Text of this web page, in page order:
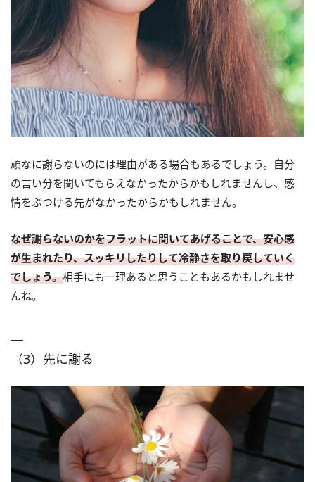
頑なに謝らないのには理由がある場合もあるでしょう。自分
の言い分を聞いてもらえなかったからかもしれませんし、感
情をぶつける先がなかったからかもしれません。
なぜ謝らないのかをフラットに聞いてあげることで、安心感
が生まれたり、スッキリしたりして冷静さを取り戻していく
でしょう。相手にも一理あると思うこともあるかもしれませ
んね。
（3）先に謝る